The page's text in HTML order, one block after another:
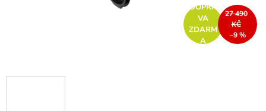
DOPRA
VA
ZDARM
A
27 490
KČ
–9 %